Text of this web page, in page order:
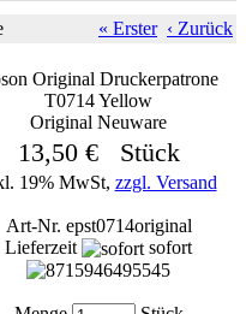
« Erster ‹ Zurück
Original Druckerpatrone
T0714 Yellow
Original Neuware
13,50 € Stück
19% MwSt, zzgl. Versand
Art-Nr. epst0714original
Lieferzeit
sofort